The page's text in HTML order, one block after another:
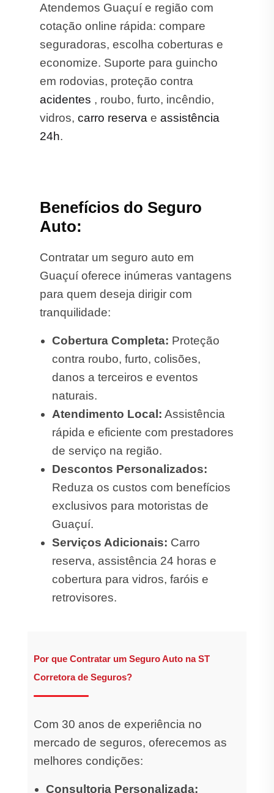
Atendemos Guaçuí e região com
cotação online rápida: compare
seguradoras, escolha coberturas e
economize. Suporte para guincho
em rodovias, proteção contra
acidentes , roubo, furto, incêndio,
vidros, carro reserva e assistência
24h.
Benefícios do Seguro
Auto:
Contratar um seguro auto em
Guaçuí oferece inúmeras vantagens
para quem deseja dirigir com
tranquilidade:
Cobertura Completa: Proteção
contra roubo, furto, colisões,
danos a terceiros e eventos
naturais.
Atendimento Local: Assistência
rápida e eficiente com prestadores
de serviço na região.
Descontos Personalizados:
Reduza os custos com benefícios
exclusivos para motoristas de
Guaçuí.
Serviços Adicionais: Carro
reserva, assistência 24 horas e
cobertura para vidros, faróis e
retrovisores.
Por que Contratar um Seguro Auto na ST
Corretora de Seguros?
Com 30 anos de experiência no
mercado de seguros, oferecemos as
melhores condições:
Consultoria Personalizada: